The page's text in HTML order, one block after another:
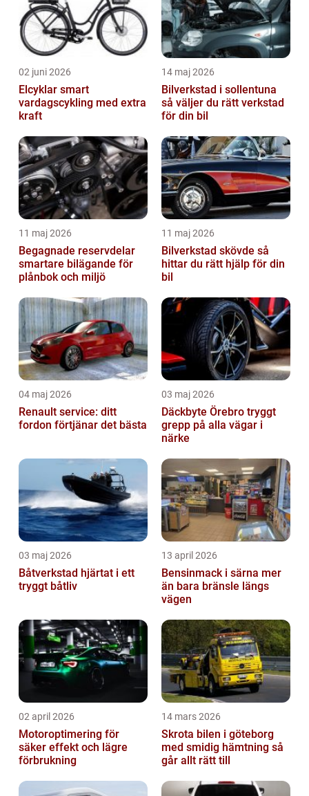
02 juni 2026
Elcyklar smart
vardagscykling med extra
kraft
14 maj 2026
Bilverkstad i sollentuna
så väljer du rätt verkstad
för din bil
11 maj 2026
Begagnade reservdelar
smartare bilägande för
plånbok och miljö
11 maj 2026
Bilverkstad skövde så
hittar du rätt hjälp för din
bil
04 maj 2026
Renault service: ditt
fordon förtjänar det bästa
03 maj 2026
Däckbyte Örebro tryggt
grepp på alla vägar i
närke
03 maj 2026
Båtverkstad hjärtat i ett
tryggt båtliv
13 april 2026
Bensinmack i särna mer
än bara bränsle längs
vägen
02 april 2026
Motoroptimering för
säker effekt och lägre
förbrukning
14 mars 2026
Skrota bilen i göteborg
med smidig hämtning så
går allt rätt till